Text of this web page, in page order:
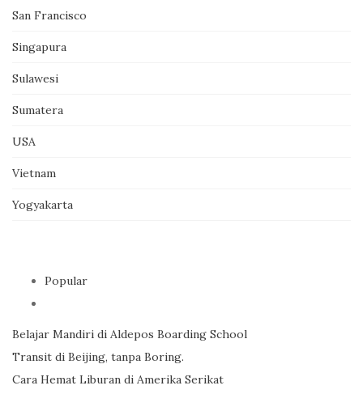
San Francisco
Singapura
Sulawesi
Sumatera
USA
Vietnam
Yogyakarta
Popular
Belajar Mandiri di Aldepos Boarding School
Transit di Beijing, tanpa Boring.
Cara Hemat Liburan di Amerika Serikat